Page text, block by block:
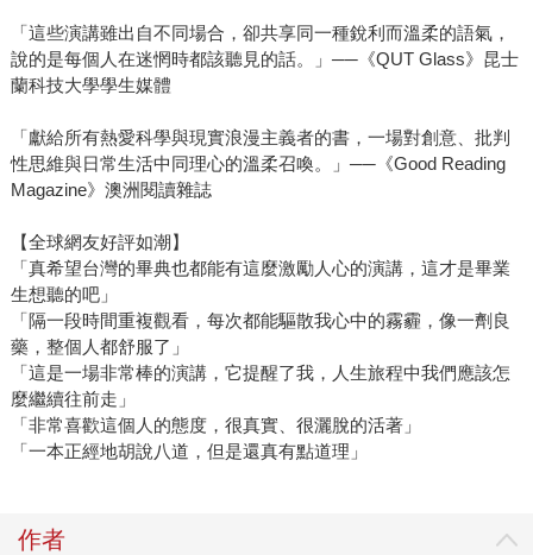
「這些演講雖出自不同場合，卻共享同一種銳利而溫柔的語氣，
說的是每個人在迷惘時都該聽見的話。」──《QUT Glass》昆士
蘭科技大學學生媒體
「獻給所有熱愛科學與現實浪漫主義者的書，一場對創意、批判
性思維與日常生活中同理心的溫柔召喚。」──《Good Reading
Magazine》澳洲閱讀雜誌
【全球網友好評如潮】
「真希望台灣的畢典也都能有這麼激勵人心的演講，這才是畢業
生想聽的吧」
「隔一段時間重複觀看，每次都能驅散我心中的霧霾，像一劑良
藥，整個人都舒服了」
「這是一場非常棒的演講，它提醒了我，人生旅程中我們應該怎
麼繼續往前走」
「非常喜歡這個人的態度，很真實、很灑脫的活著」
「一本正經地胡說八道，但是還真有點道理」
作者